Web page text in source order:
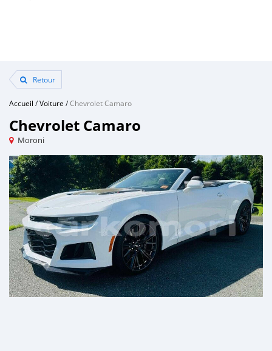
Retour
Accueil /Voiture /Chevrolet Camaro
Chevrolet Camaro
Moroni